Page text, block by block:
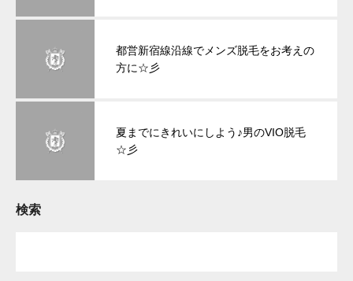
都営新宿線沿線でメンズ脱毛をお考えの
方に☆彡
夏までにきれいにしよう♪男のVIO脱毛
☆彡
検索